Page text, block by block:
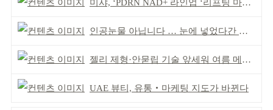
미샤, ‘PDRN NAD+ 라인업 ‘리프팅 마스크’ 출시
인공눈물 아닙니다 … 눈에 넣었다간 각막 손상
젤리 제형·안묻립 기술 앞세워 여름 메이크업 시장 공략
UAE 뷰티, 유통‧마케팅 지도가 바뀐다